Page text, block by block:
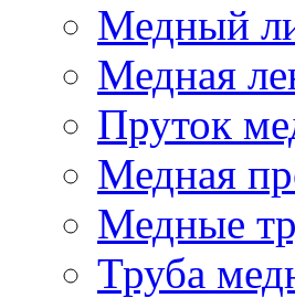
Медный
Медная
Пруток
Медная
Медные
Труба